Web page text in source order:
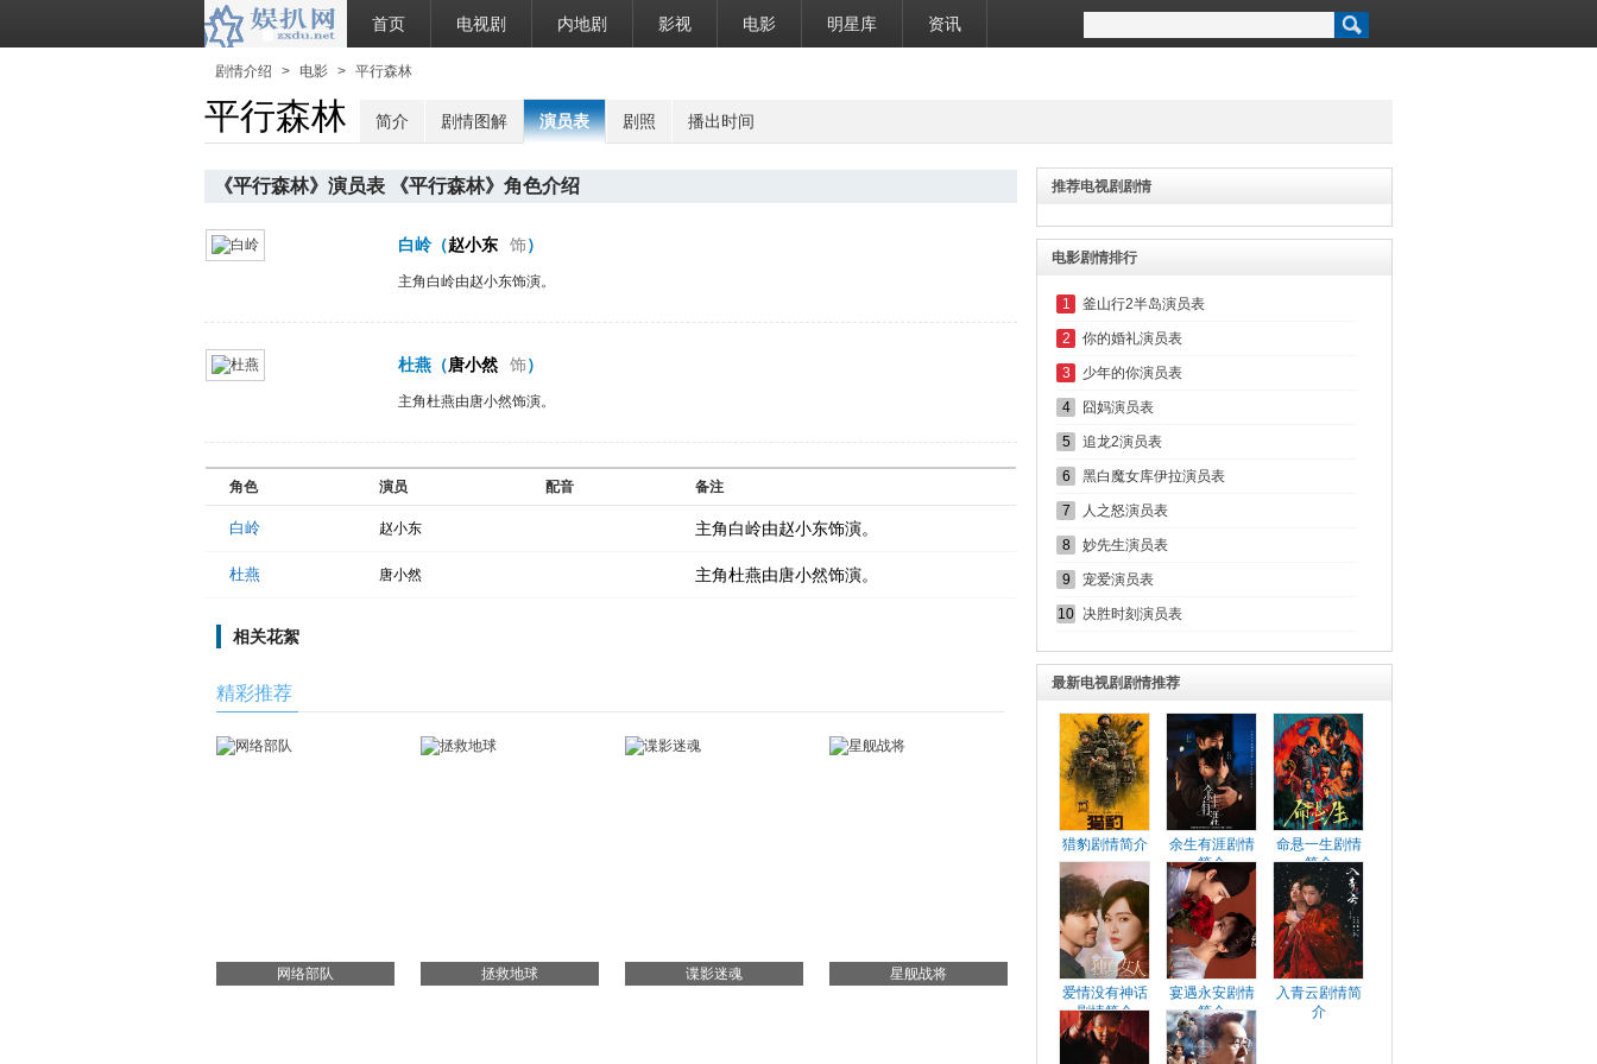
首页 电视剧 内地剧 影视 电影 明星库 资讯
剧情介绍 > 电影 > 平行森林
平行森林 简介 剧情图解 演员表 剧照 播出时间
《平行森林》演员表 《平行森林》角色介绍
白岭（赵小东 饰）
主角白岭由赵小东饰演。
杜燕 （唐小然 饰）
主角杜燕由唐小然饰演。
角色 演员 配音 备注
白岭 赵小东 主角白岭由赵小东饰演。
杜燕 唐小然 主角杜燕由唐小然饰演。
相关花絮
精彩推荐
网络部队 拯救地球 谍影迷魂 星舰战将
推荐电视剧剧情
电影剧情排行
1 釜山行2半岛演员表
2 你的婚礼演员表
3 少年的你演员表
4 囧妈演员表
5 追龙2演员表
6 黑白魔女库伊拉演员表
7 人之怒演员表
8 妙先生演员表
9 宠爱演员表
10 决胜时刻演员表
最新电视剧剧情推荐
猎豹剧情简介
余生有涯剧情
简介
命悬一生剧情
简介
爱情没有神话
剧情简介
宴遇永安剧情
简介
入青云剧情简
介